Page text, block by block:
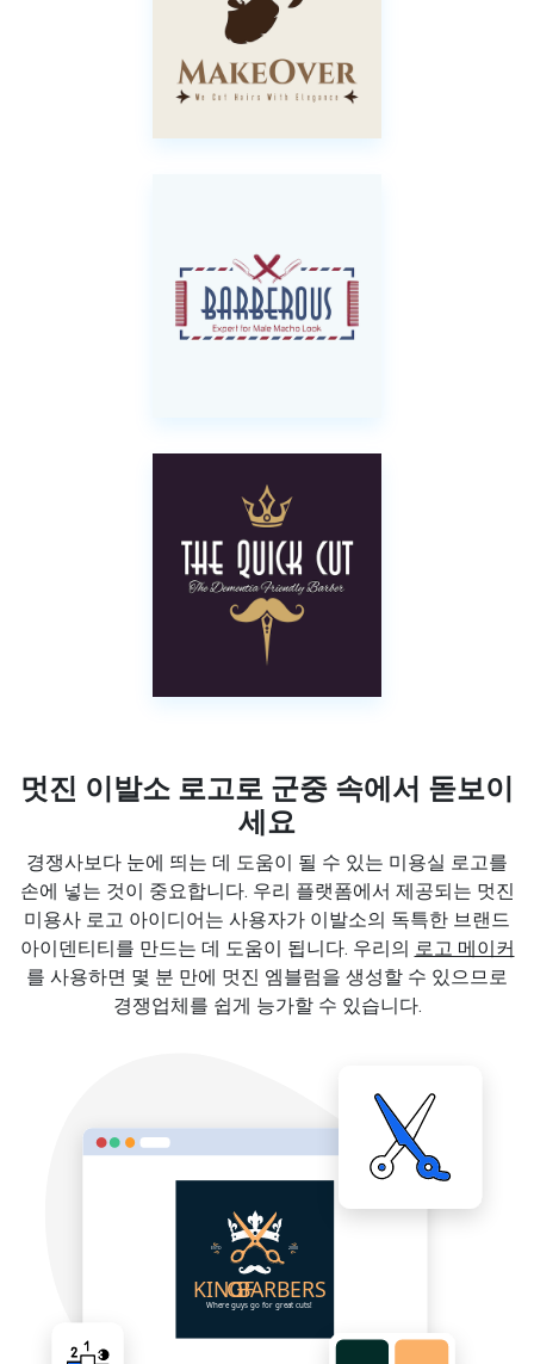
멋진 이발소 로고로 군중 속에서 돋보이
세요
경쟁사보다 눈에 띄는 데 도움이 될 수 있는 미용실 로고를
손에 넣는 것이 중요합니다. 우리 플랫폼에서 제공되는 멋진
미용사 로고 아이디어는 사용자가 이발소의 독특한 브랜드
아이덴티티를 만드는 데 도움이 됩니다. 우리의 로고 메이커
를 사용하면 몇 분 만에 멋진 엠블럼을 생성할 수 있으므로
경쟁업체를 쉽게 능가할 수 있습니다.